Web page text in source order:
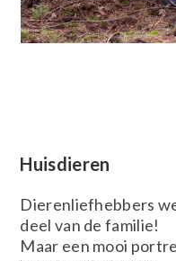
Huisdieren
Dierenliefhebbers
deel van de familie!
Maar een mooi